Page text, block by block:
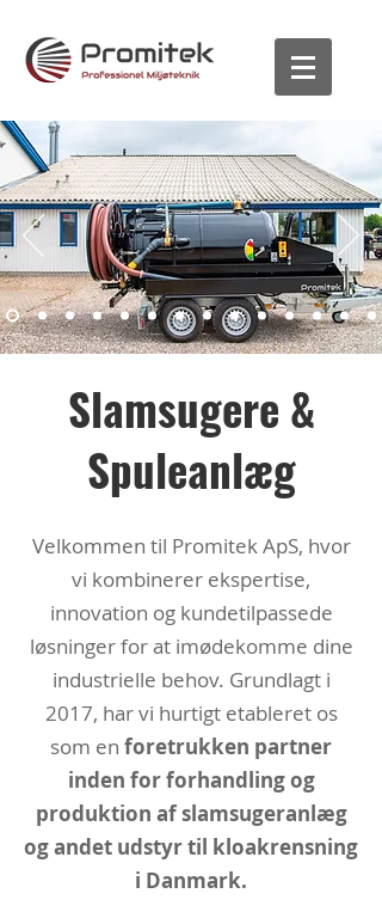
Slamsugere &
Spuleanlæg
Velkommen til Promitek ApS, hvor
vi kombinerer ekspertise,
innovation og kundetilpassede
løsninger for at imødekomme dine
industrielle behov. Grundlagt i
2017, har vi hurtigt etableret os
som en foretrukken partner
inden for forhandling og
produktion af slamsugeranlæg
og andet udstyr til kloakrensning
i Danmark.